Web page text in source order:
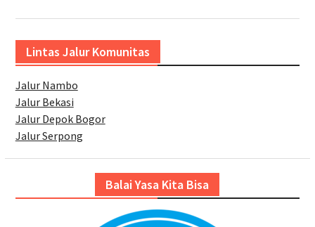
Lintas Jalur Komunitas
Jalur Nambo
Jalur Bekasi
Jalur Depok Bogor
Jalur Serpong
Balai Yasa Kita Bisa